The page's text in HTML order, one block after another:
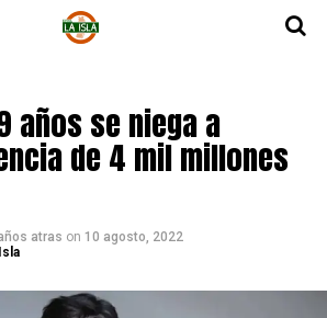
años se niega a
de 4 mil millones
atras on 10 agosto, 2022